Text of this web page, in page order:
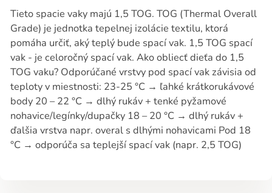
Tieto spacie vaky majú 1,5 TOG. TOG (Thermal Overall
Grade) je jednotka tepelnej izolácie textilu, ktorá
pomáha určiť, aký teplý bude spací vak. 1,5 TOG spací
vak - je celoročný spací vak. Ako obliecť dieťa do 1,5
TOG vaku? Odporúčané vrstvy pod spací vak závisia od
teploty v miestnosti: 23-25 °C → ľahké krátkorukávové
body 20 – 22 °C → dlhý rukáv + tenké pyžamové
nohavice/legínky/dupačky 18 – 20 °C → dlhý rukáv +
ďalšia vrstva napr. overal s dlhými nohavicami Pod 18
°C → odporúča sa teplejší spací vak (napr. 2,5 TOG)